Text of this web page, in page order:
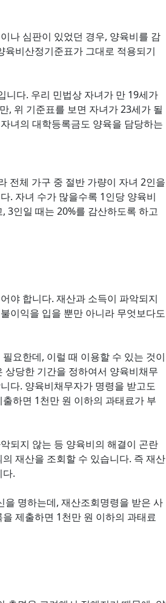
나 심판이 있었던 경우, 양육비를 감
비산정기준표가 그대로 적용되기
다. 우리 민법상 자녀가 만 19세가
, 위 기준표를 보면 자녀가 23세가 될
녀의 대학등록금도 양육을 담당하는
전체 가구 중 절반 가량이 자녀 2인을
. 자녀 수가 많을수록 1인당 양육비
3인일 때는 20%를 감산하도록 하고
야 합니다. 재산과 소득이 파악되지
이익을 입을 뿐만 아니라 무엇보다도
요한데, 이럴 때 이용할 수 있는 것이
당한 기간을 정하여서 양육비채무
다. 양육비채무자가 명령을 받고도
하면 1천만 원 이하의 과태료가 부
되지 않는 등 양육비의 해결이 곤란
재산을 조회할 수 있습니다. 즉 재산
.
명하는데, 재산조회명령을 받은 사
제출하면 1천만 원 이하의 과태료